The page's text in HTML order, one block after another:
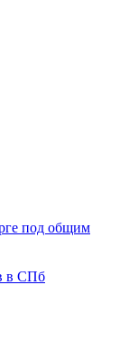
под общим
в СПб